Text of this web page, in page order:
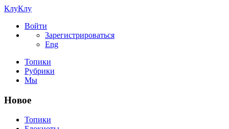
КлуКлу
Войти
Зарегистрироваться
Eng
Топики
Рубрики
Мы
Новое
Топики